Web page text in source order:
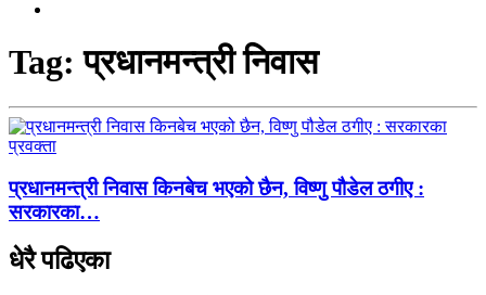
Tag:प्रधानमन्त्री निवास
प्रधानमन्त्री निवास किनबेच भएको छैन, विष्णु पौडेल ठगीए :
सरकारका…
धेरै पढिएका